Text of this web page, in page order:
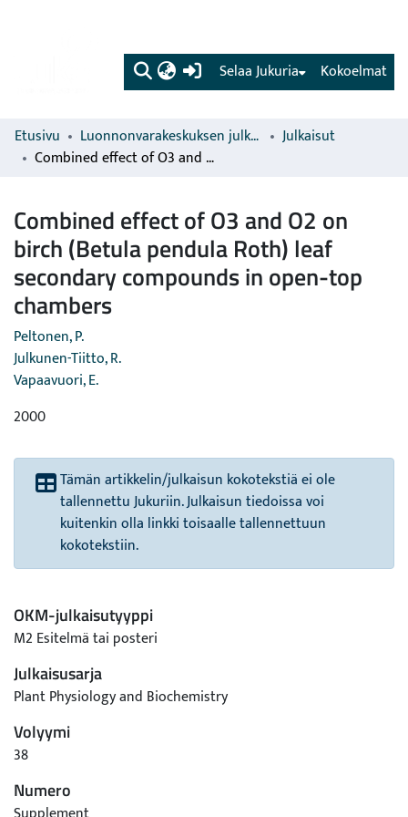
(current) Kokoelmat
Selaa Jukuria
Etusivu Luonnonvarakeskuksen julkaisut
Julkaisut
Combined effect of O3 and O2 on birch (Betula pendula Roth) leaf secondary compounds in open-top chambers
Combined effect of O3 and O2 on
birch (Betula pendula Roth) leaf
secondary compounds in open-top
chambers
Peltonen, P.
Julkunen-Tiitto, R.
Vapaavuori, E.
2000
Tämän artikkelin/julkaisun kokotekstiä ei ole
tallennettu Jukuriin. Julkaisun tiedoissa voi
kuitenkin olla linkki toisaalle tallennettuun
kokotekstiin.
OKM-julkaisutyyppi
M2 Esitelmä tai posteri
Julkaisusarja
Plant Physiology and Biochemistry
Volyymi
38
Numero